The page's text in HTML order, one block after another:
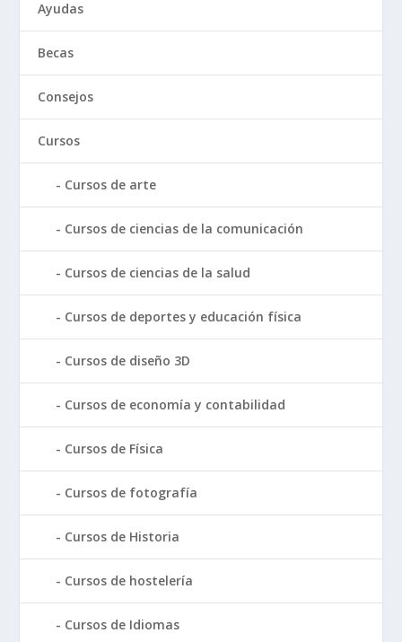
Ayudas
Becas
Consejos
Cursos
Cursos de arte
Cursos de ciencias de la comunicación
Cursos de ciencias de la salud
Cursos de deportes y educación física
Cursos de diseño 3D
Cursos de economía y contabilidad
Cursos de Física
Cursos de fotografía
Cursos de Historia
Cursos de hostelería
Cursos de Idiomas